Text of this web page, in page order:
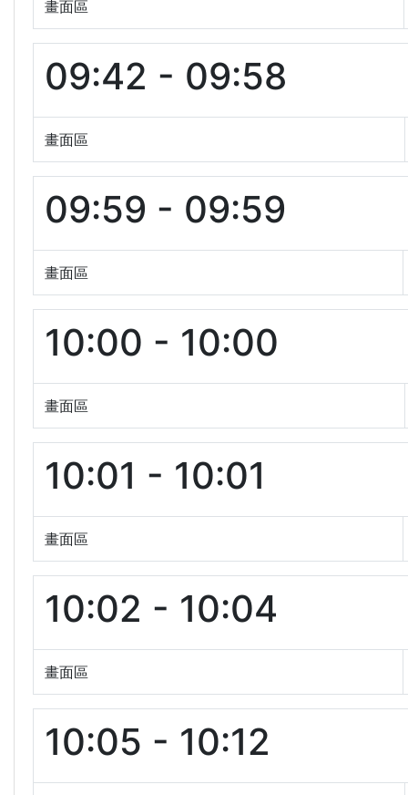
畫面區
09:42 - 09:58
畫面區
09:59 - 09:59
畫面區
10:00 - 10:00
畫面區
10:01 - 10:01
畫面區
10:02 - 10:04
畫面區
10:05 - 10:12